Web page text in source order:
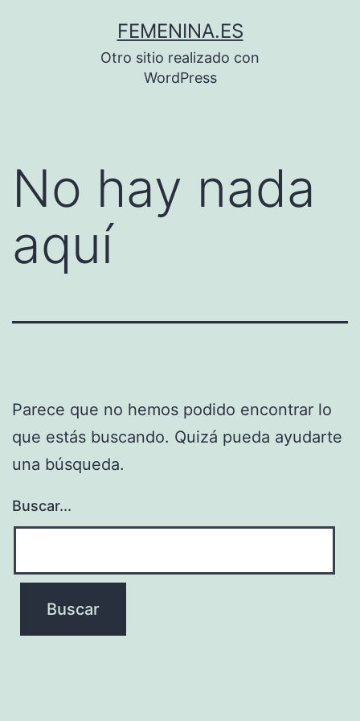
FEMENINA.ES
Otro sitio realizado con
WordPress
No hay nada
aquí
Parece que no hemos podido encontrar lo
que estás buscando. Quizá pueda ayudarte
una búsqueda.
Buscar...